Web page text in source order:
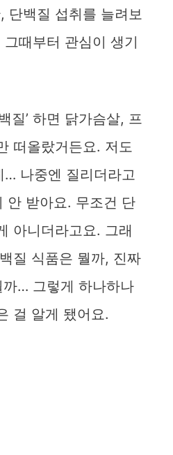
단백질 섭취를 늘려보
때부터 관심이 생기
질’ 하면 닭가슴살, 프
떠올랐거든요. 저도
… 나중엔 질리더라고
안 받아요. 무조건 단
아니더라고요. 그래
질 식품은 뭘까, 진짜
… 그렇게 하나하나
걸 알게 됐어요.